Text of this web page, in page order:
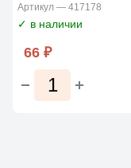
Артикул — 417178
✓ в наличии
66 ₽